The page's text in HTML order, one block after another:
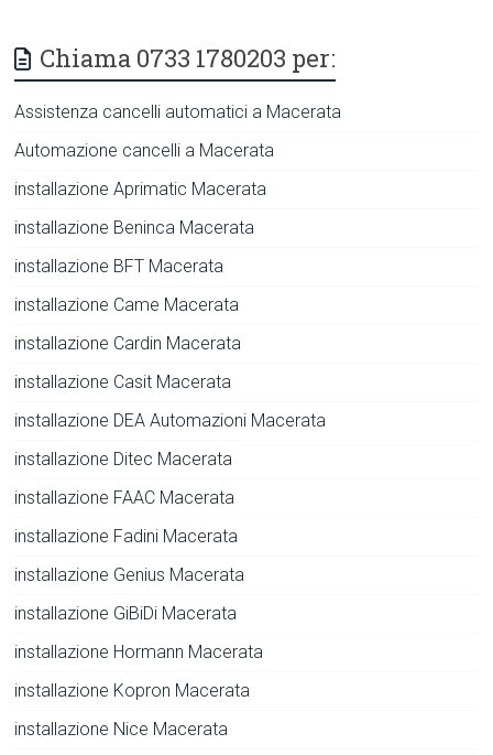
Chiama 0733 1780203 per:
Assistenza cancelli automatici a Macerata
Automazione cancelli a Macerata
installazione Aprimatic Macerata
installazione Beninca Macerata
installazione BFT Macerata
installazione Came Macerata
installazione Cardin Macerata
installazione Casit Macerata
installazione DEA Automazioni Macerata
installazione Ditec Macerata
installazione FAAC Macerata
installazione Fadini Macerata
installazione Genius Macerata
installazione GiBiDi Macerata
installazione Hormann Macerata
installazione Kopron Macerata
installazione Nice Macerata